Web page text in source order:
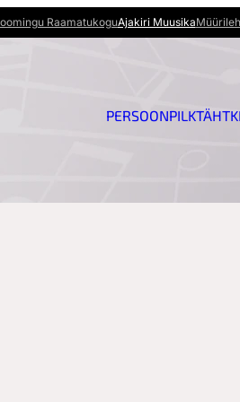
RaamatukoguAjakiri Muusika
PERSOONPILKTÄHT